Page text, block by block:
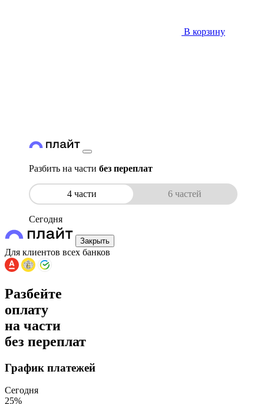
В корзину
Разбить на части без переплат
4 части 6 частей
Сегодня
Закрыть
Для клиентов всех банков
Разбейте
оплату
на части
без переплат
График платежей
Сегодня
25%